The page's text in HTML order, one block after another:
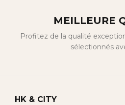
MEILLEURE
Profitez de la qualité
sélectionnés
HK & CITY